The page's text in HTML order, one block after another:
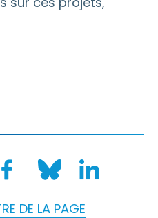
DE LA PAGE